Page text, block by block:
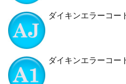
ダイキンエラーコー
ダイキンエラーコー